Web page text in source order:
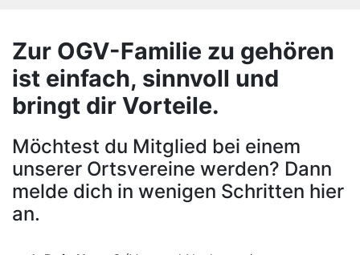
Zur OGV-Familie zu gehören
ist einfach, sinnvoll und
bringt dir Vorteile.
Möchtest du Mitglied bei einem
unserer Ortsvereine werden? Dann
melde dich in wenigen Schritten hier
an.